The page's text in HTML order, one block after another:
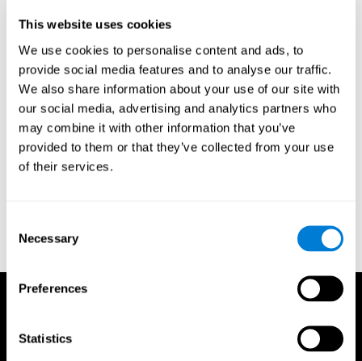
This website uses cookies
We use cookies to personalise content and ads, to
provide social media features and to analyse our traffic.
We also share information about your use of our site with
our social media, advertising and analytics partners who
may combine it with other information that you’ve
provided to them or that they’ve collected from your use
of their services.
Selection
Necessary
Preferences
Statistics
Références
Evelyn Shatil, Jaroslava Mikulecká, Francesco Bellotti, Vladimír
Burěs - Novel Television-Based Cognitive Training Improves
Working Memory and Executive Function - PLoS ONE July 03,
travail ? Une comparaison entre les dyslexiques et les sujets de